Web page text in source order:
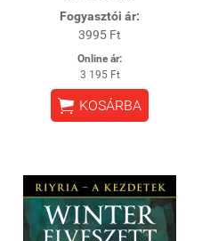
Fogyasztói ár:
3995 Ft
Online ár:
3 195 Ft
 KOSÁRBA